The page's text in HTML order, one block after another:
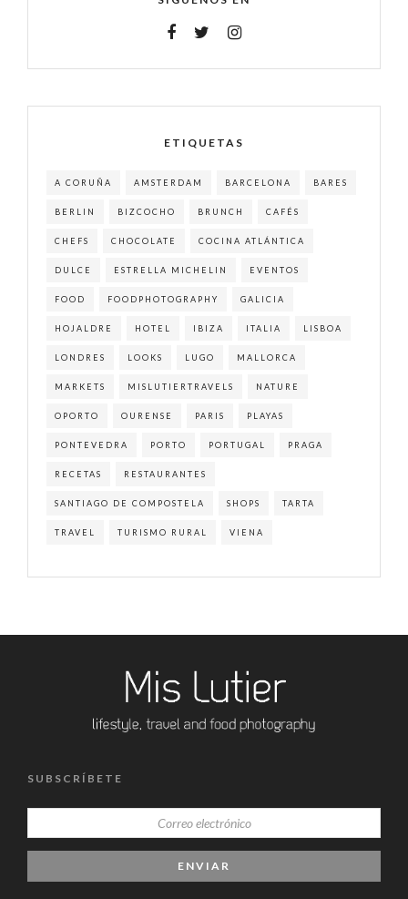
ETIQUETAS
A CORUÑA AMSTERDAM BARCELONA BARES
BERLIN BIZCOCHO BRUNCH CAFÉS
CHEFS CHOCOLATE COCINA ATLÁNTICA
DULCE ESTRELLA MICHELIN EVENTOS
FOOD FOODPHOTOGRAPHY GALICIA
HOJALDRE HOTEL IBIZA ITALIA LISBOA
LONDRES LOOKS LUGO MALLORCA
MARKETS MISLUTIERTRAVELS NATURE
OPORTO OURENSE PARIS PLAYAS
PONTEVEDRA PORTO PORTUGAL PRAGA
RECETAS RESTAURANTES
SANTIAGO DE COMPOSTELA SHOPS TARTA
TRAVEL TURISMO RURAL VIENA
SUBSCRÍBETE